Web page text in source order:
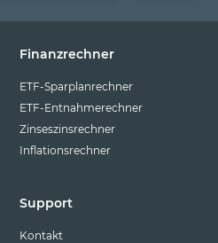
Finanzrechner
ETF-Sparplanrechner
ETF-Entnahmerechner
Zinseszinsrechner
Inflationsrechner
Support
Kontakt